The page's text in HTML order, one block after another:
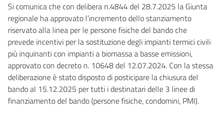
Si comunica che con delibera n.4844 del 28.7.2025 la Giunta
regionale ha approvato l’incremento dello stanziamento
riservato alla linea per le persone fisiche del bando che
prevede incentivi per la sostituzione degli impianti termici civili
più inquinanti con impianti a biomassa a basse emissioni,
approvato con decreto n. 10648 del 12.07.2024. Con la stessa
deliberazione è stato disposto di posticipare la chiusura del
bando al 15.12.2025 per tutti i destinatari delle 3 linee di
finanziamento del bando (persone fisiche, condomini, PMI).